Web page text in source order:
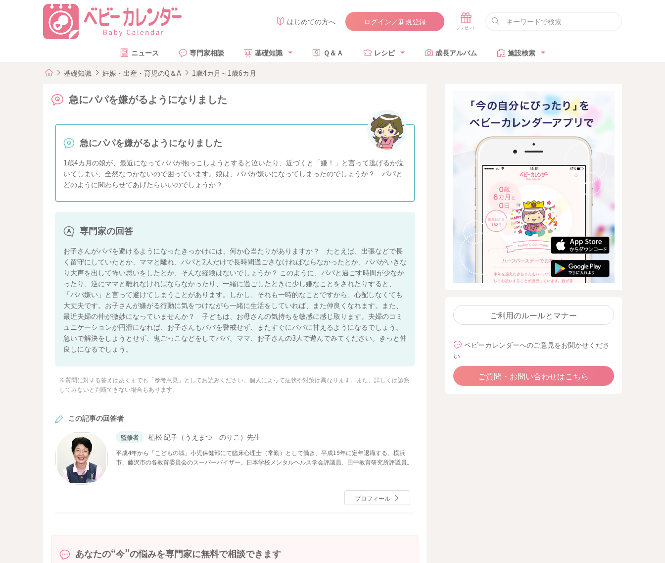
はじめての方へ ログイン／新規登録
ニュース 専門家相談 基礎知識 Ｑ＆Ａ レシピ 成長アルバム 施設検索
基礎知識 妊娠・出産・育児のQ＆A 1歳4カ月～1歳6カ月
急にパパを嫌がるようになりました
急にパパを嫌がるようになりました
1歳4カ月の娘が、最近になってパパが抱っこしようとすると泣いたり、近づくと「嫌！」と言って逃げるか泣
いてしまい、全然なつかないので困っています。娘は、パパが嫌いになってしまったのでしょうか？ パパと
どのように関わらせてあげたらいいのでしょうか？
専門家の回答
お子さんがパパを避けるようになったきっかけには、何か心当たりがありますか？ たとえば、出張などで長
く留守にしていたとか、ママと離れ、パパと2人だけで長時間過ごさなければならなかったとか、パパがいきな
り大声を出して怖い思いをしたとか、そんな経験はないでしょうか？ このように、パパと過ごす時間が少なか
ったり、逆にママと離れなければならなかったり、一緒に過ごしたときに少し嫌なことをされたりすると、
「パパ嫌い」と言って避けてしまうことがあります。しかし、それも一時的なことですから、心配しなくても
大丈夫です。お子さんが嫌がる行動に気をつけながら一緒に生活をしていれば、また仲良くなれます。また、
最近夫婦の仲が微妙になっていませんか？ 子どもは、お母さんの気持ちを敏感に感じ取ります。夫婦のコミ
ュニケーションが円滑になれば、お子さんもパパを警戒せず、またすぐにパパに甘えるようになるでしょう。
急いで解決をしようとせず、鬼ごっこなどをしてパパ、ママ、お子さんの3人で遊んでみてください。きっと仲
良しになるでしょう。
※質問に対する答えはあくまでも「参考意見」としてお読みください。個人によって症状や対策は異なります。また、詳しくは診察
してみないと判断できない場合もあります。
この記事の回答者
監修者 植松 紀子（うえまつ のりこ）先生
平成4年から「こどもの城」小児保健部にて臨床心理士（常勤）として働き、平成19年に定年退職する。横浜
市、藤沢市の各教育委員会のスーパーバイザー。日本学校メンタルヘルス学会評議員、田中教育研究所評議員。
プロフィール
あなたの“今”の悩みを専門家に無料で相談できます
ご利用のルールとマナー
ベビーカレンダーへのご意見をお聞かせくださ
い
ご質問・お問い合わせはこちら